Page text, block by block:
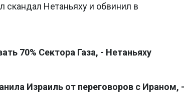
Нетаньяху и обвинил в
70% Сектора Газа, - Нетаньяху
Израиль от переговоров с Ираном, -